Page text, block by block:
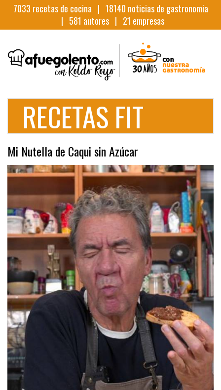
7033 recetas de cocina | 18140 noticias de gastronomia
| 581 autores | 21 empresas
RECETAS FIT
Mi Nutella de Caqui sin Azúcar